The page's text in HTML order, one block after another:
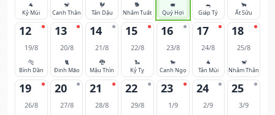
🐐
Kỷ Mùi
🐒
Canh Thân
🐓
Tân Dậu
🐕
Nhâm Tuất
🐖
Quý Hợi
🐀
Giáp Tý
🐂
Ất Sửu
12
19/8
🐅
Bính Dần
13
20/8
🐈
Đinh Mão
14
21/8
🐉
Mậu Thìn
15
22/8
🐍
Kỷ Tỵ
16
23/8
🐎
Canh Ngọ
17
24/8
🐐
Tân Mùi
18
25/8
🐒
Nhâm Thân
19
26/8
20
27/8
21
28/8
22
29/8
23
1/9
24
2/9
25
3/9